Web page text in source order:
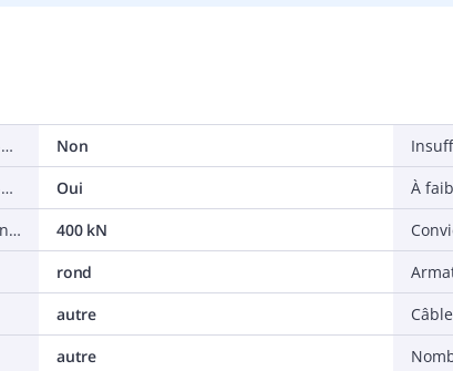
Retardateur de flamme selon IEC 60332-3-21 (Cat A F/R)
Non
Retardateur de flamme selon IEC 60332-1-2
Oui
Résistance max. à la traction pendant l'installation
400 kN
rond
autre
autre